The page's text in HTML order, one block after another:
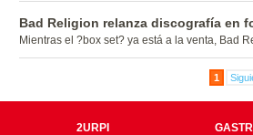
Bad Religion relanza discografía en
Mientras el ?box set? ya está a la venta, Bad
1
2URPI